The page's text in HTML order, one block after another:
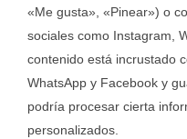
«Me gusta», «Pinear») o
sociales como Instagram,
contenido está incrustado
WhatsApp y Facebook y
podría procesar cierta
personalizados.